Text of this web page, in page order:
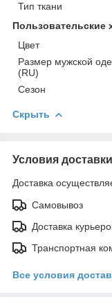
Тип ткани
Пользовательские
Цвет
Размер мужской
(RU)
Сезон
Скрыть
Условия доставки
Доставка
Самовывоз
Доставка
Транспортная
Все условия